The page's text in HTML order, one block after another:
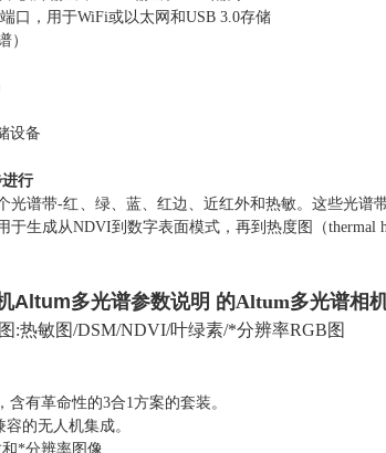
端口，用于WiFi或以太网和USB 3.0存储
）
设备
行
光谱带-红、绿、蓝、红边、近红外和热敏。这些光
生成从NDVI到数字表面模式，再到热度图（thermal
Altum多光谱参数说明 ​的Altum多光谱相
:热敏图/DSM/NDVI/叶绿素/*分辨率RGB图
有革命性的3合1方案的套装。
的无人机集成。
*分辨率图像